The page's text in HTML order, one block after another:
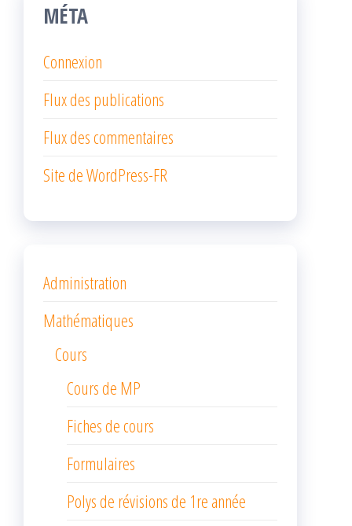
MÉTA
Connexion
Flux des publications
Flux des commentaires
Site de WordPress-FR
Administration
Mathématiques
Cours
Cours de MP
Fiches de cours
Formulaires
Polys de révisions de 1re année